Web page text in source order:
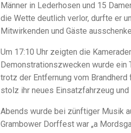
Männer in Lederhosen und 15
die Wette deutlich verlor, durfte er
Mitwirkenden und Gäste
Um 17:10 Uhr zeigten die
Demonstrationszwecken wurde ein
trotz der Entfernung vom
stolz ihr neues Einsatzfahrzeug und
Abends wurde bei zünftiger Musik
Grambower Dorffest war „a